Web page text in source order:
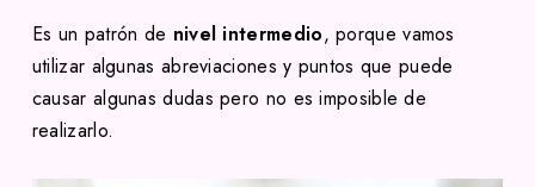
Es un patrón de nivel intermedio, porque vamos
utilizar algunas abreviaciones y puntos que puede
causar algunas dudas pero no es imposible de
realizarlo.